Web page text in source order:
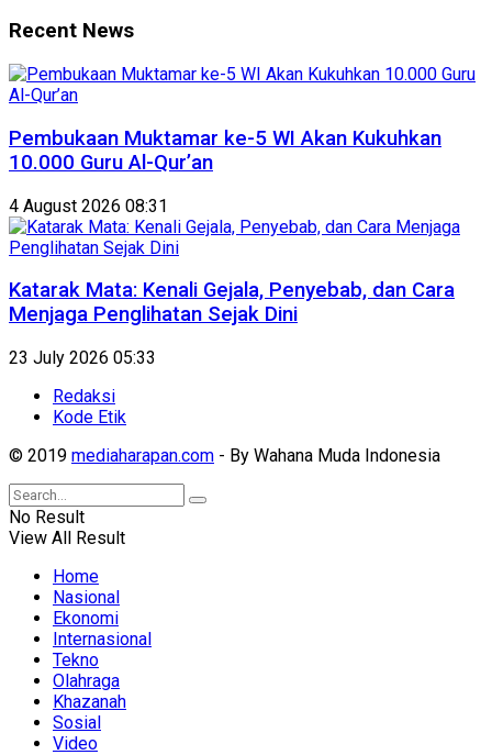
Recent News
Pembukaan Muktamar ke-5 WI Akan Kukuhkan
10.000 Guru Al-Qur’an
4 August 2026 08:31
Katarak Mata: Kenali Gejala, Penyebab, dan Cara
Menjaga Penglihatan Sejak Dini
23 July 2026 05:33
Redaksi
Kode Etik
© 2019 mediaharapan.com - By Wahana Muda Indonesia
No Result
View All Result
Home
Nasional
Ekonomi
Internasional
Tekno
Olahraga
Khazanah
Sosial
Video